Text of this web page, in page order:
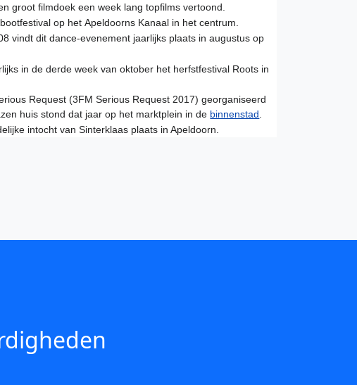
groot filmdoek een week lang topfilms vertoond.
op het Apeldoorns Kanaal in het centrum.
vindt dit dance-evenement jaarlijks plaats in augustus op
in de derde week van oktober het herfstfestival Roots in
Request (3FM Serious Request 2017) georganiseerd
huis stond dat jaar op het marktplein in de binnenstad
intocht van Sinterklaas plaats in Apeldoorn.